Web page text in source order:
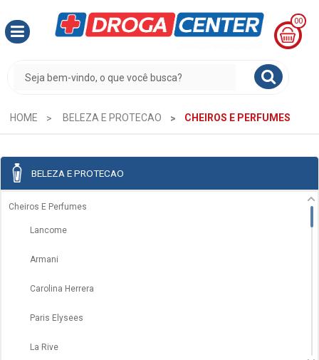
00
CESTA
R$
0,00
HOME BELEZA E PROTECAO CHEIROS E PERFUMES
BELEZA E PROTECAO
Cheiros E Perfumes
Lancome
Armani
Carolina Herrera
Paris Elysees
La Rive